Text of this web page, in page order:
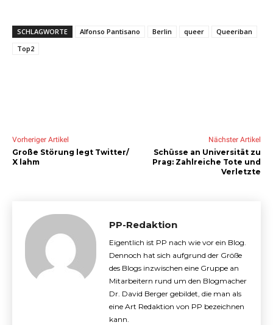
SCHLAGWORTE Alfonso Pantisano Berlin queer
Queeriban
Top2
Vorheriger Artikel
Große Störung legt Twitter/
X lahm
Nächster Artikel
Schüsse an Universität zu
Prag: Zahlreiche Tote und
Verletzte
PP-Redaktion
Eigentlich ist PP nach wie vor ein Blog.
Dennoch hat sich aufgrund der Größe
des Blogs inzwischen eine Gruppe an
Mitarbeitern rund um den Blogmacher
Dr. David Berger gebildet, die man als
eine Art Redaktion von PP bezeichnen
kann.